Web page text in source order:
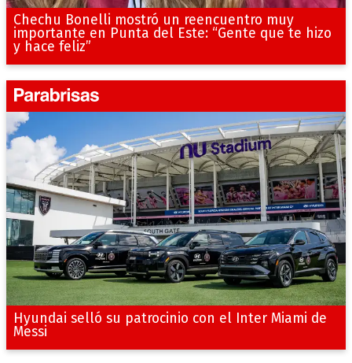
Chechu Bonelli mostró un reencuentro muy
importante en Punta del Este: “Gente que te hizo
y hace feliz”
Hyundai selló su patrocinio con el Inter Miami de
Messi